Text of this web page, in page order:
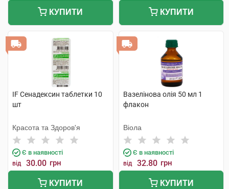
КУПИТИ КУПИТИ
IF Сенадексин таблетки 10
шт
Красота та Здоров'я
Є в наявності
від 30.00 грн
КУПИТИ
Вазелінова олія 50 мл 1
флакон
Віола
Є в наявності
від 32.80 грн
КУПИТИ